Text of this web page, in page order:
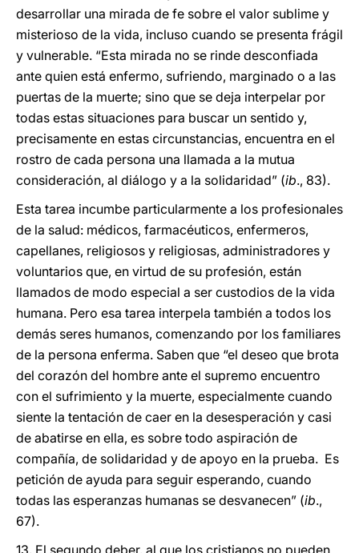
desarrollar una mirada de fe sobre el valor sublime y
misterioso de la vida, incluso cuando se presenta frágil
y vulnerable. “Esta mirada no se rinde desconfiada
ante quien está enfermo, sufriendo, marginado o a las
puertas de la muerte; sino que se deja interpelar por
todas estas situaciones para buscar un sentido y,
precisamente en estas circunstancias, encuentra en el
rostro de cada persona una llamada a la mutua
consideración, al diálogo y a la solidaridad” (ib., 83).
Esta tarea incumbe particularmente a los profesionales
de la salud: médicos, farmacéuticos, enfermeros,
capellanes, religiosos y religiosas, administradores y
voluntarios que, en virtud de su profesión, están
llamados de modo especial a ser custodios de la vida
humana. Pero esa tarea interpela también a todos los
demás seres humanos, comenzando por los familiares
de la persona enferma. Saben que “el deseo que brota
del corazón del hombre ante el supremo encuentro
con el sufrimiento y la muerte, especialmente cuando
siente la tentación de caer en la desesperación y casi
de abatirse en ella, es sobre todo aspiración de
compañía, de solidaridad y de apoyo en la prueba. Es
petición de ayuda para seguir esperando, cuando
todas las esperanzas humanas se desvanecen” (ib.,
67).
13. El segundo deber, al que los cristianos no pueden